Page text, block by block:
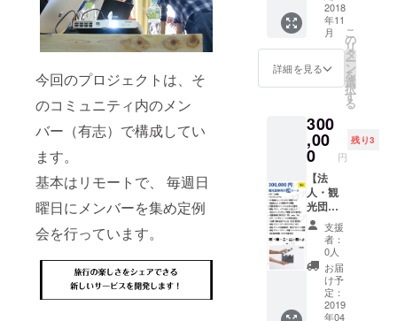
今回のプロジェクトは、そ
のコミュニティ内のメン
バー（有志）で構成してい
ます。
基本はリモートで、 毎週日
曜日にメンバーを集め定例
会を行っています。
項】 ・
アテン
ド時の
費など
交遊費
お願い
します
・２丁
目よく
わから
ないの
で、お
任せし
ます
体様 ・
地方盛
り上げ
隊、地
域活性
治体な
ど ・ア
テンド
する内
容があ
り、全
国に広
げたい
意事
項】 ・
スポン
サー期
間とし
きます
①フ
リー
ペー
パー掲
載（店
頭紹介
フレッ
トとし
て配
布） ②
アテン
ダー・
オウン
ドメ
ディア
（2019
年春公
開予
定）に
掲載 ・
リーラ
ンス、
就職な
どで登
壇オ
ファー
有） ・
人、
サービ
スの
SNSア
カウン
トで宣
伝 ・御
社プラ
ン/ツ
アーを
インタ
ビュー
しにい
きます
のリ
ターン
は一切
不要！
という
人向け
です
なた様
の写真
を私の
スマ
フォの
待ち受
け画像
に入れ
て圧倒
的に称
えさせ
ていた
だきま
す！！
2018
年11
月
詳細を見る
こ
の
リ
タ
ー
ン
を
選
択
す
る
300
,00
0 円
残り3
【法
人・観
光団体
向け】
松コー
ス ・サ
ンクス
メール
・PR動
画のエ
支援
者：
0人
お届
け予
定：
2019
年04